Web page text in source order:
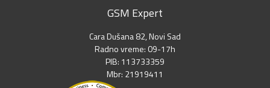
GSM Expert
Cara Dušana 82, Novi Sad
Radno vreme: 09-17h
PIB: 113733359
Mbr: 21919411